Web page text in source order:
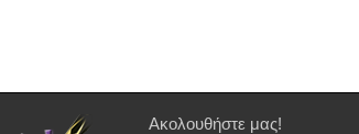
Ακολουθήστε μας!